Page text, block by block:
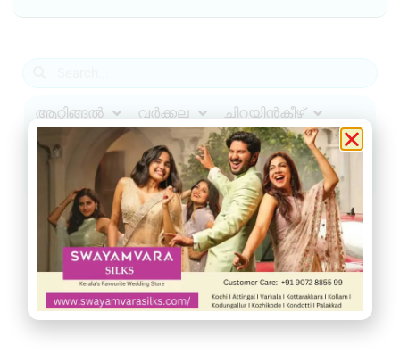
ആറ്റിങ്ങൽ വർക്കല ചിറയിൻകീഴ്
നെടുമങ്ങാട് വാമനപുരം കാട്ടാക്കട
അരുവിക്കര ചുറ്റുവട്ടം ഇൻഫോ